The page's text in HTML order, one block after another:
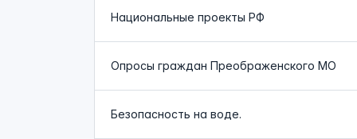
Национальные проекты РФ
Опросы граждан Преображенского МО
Безопасность на воде.